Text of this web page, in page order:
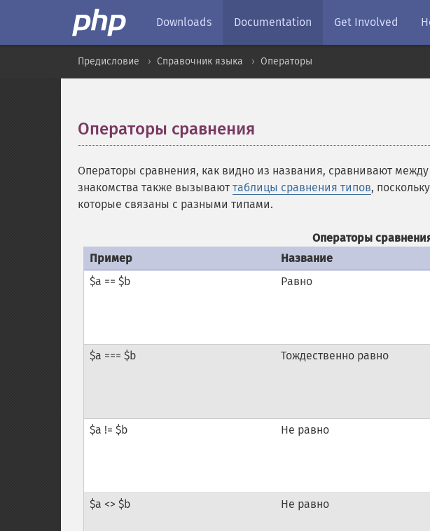
Downloads Documentation Get Involved
Предисловие Справочник языка Операторы
Операторы сравнения
Операторы сравнения, как видно из названия, сравнивают
знакомства также вызывают таблицы сравнения типов,
которые связаны с разными типами.
Операторы
Пример
Название
$a == $b
Равно
$a === $b
Тождественно равно
$a != $b
Не равно
$a <> $b
Не равно